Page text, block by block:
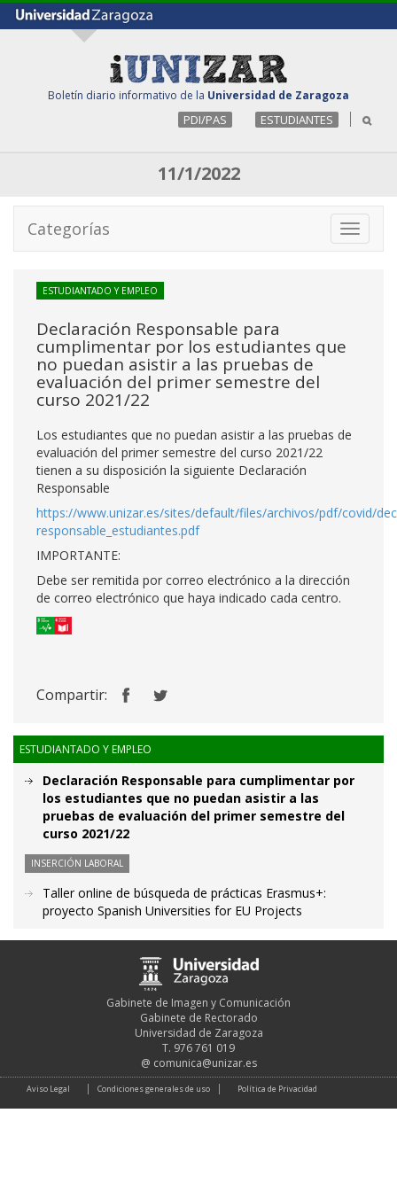
Boletín diario informativo de la Universidad de Zaragoza
PDI/PAS ESTUDIANTES
11/1/2022
Toggle
Categorías
ESTUDIANTADO Y EMPLEO
Declaración Responsable para
cumplimentar por los estudiantes que
no puedan asistir a las pruebas de
evaluación del primer semestre del
curso 2021/22
Los estudiantes que no puedan asistir a las pruebas de
evaluación del primer semestre del curso 2021/22
tienen a su disposición la siguiente Declaración
Responsable
https://www.unizar.es/sites/default/files/archivos/pdf/covid/
responsable_estudiantes.pdf
IMPORTANTE:
Debe ser remitida por correo electrónico a la dirección
de correo electrónico que haya indicado cada centro.
Compartir:
ESTUDIANTADO Y EMPLEO
Declaración Responsable para cumplimentar por
los estudiantes que no puedan asistir a las
pruebas de evaluación del primer semestre del
curso 2021/22
INSERCIÓN LABORAL
Taller online de búsqueda de prácticas Erasmus+:
proyecto Spanish Universities for EU Projects
Gabinete de Imagen y Comunicación
Gabinete de Rectorado
Universidad de Zaragoza
T. 976 761 019
@ comunica@unizar.es
Aviso Legal Condiciones generales de uso Política de Privacidad